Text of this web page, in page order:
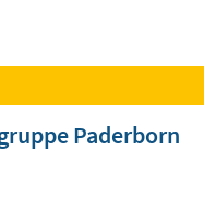
Paderborn